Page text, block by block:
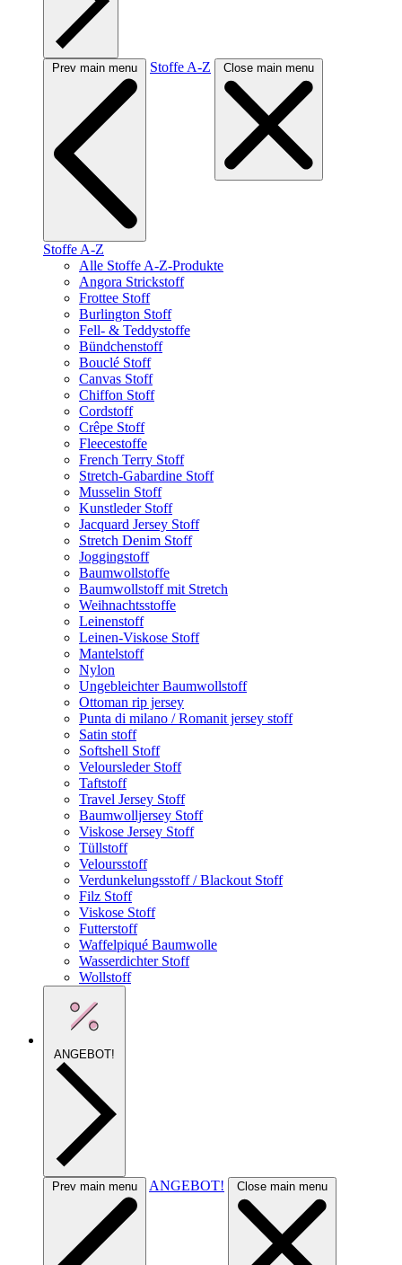
Prev main menu Stoffe A-Z Close main menu
Stoffe A-Z
Alle Stoffe A-Z-Produkte
Angora Strickstoff
Frottee Stoff
Burlington Stoff
Fell- & Teddystoffe
Bündchenstoff
Bouclé Stoff
Canvas Stoff
Chiffon Stoff
Cordstoff
Crêpe Stoff
Fleecestoffe
French Terry Stoff
Stretch-Gabardine Stoff
Musselin Stoff
Kunstleder Stoff
Jacquard Jersey Stoff
Stretch Denim Stoff
Joggingstoff
Baumwollstoffe
Baumwollstoff mit Stretch
Weihnachtsstoffe
Leinenstoff
Leinen-Viskose Stoff
Mantelstoff
Nylon
Ungebleichter Baumwollstoff
Ottoman rip jersey
Punta di milano / Romanit jersey stoff
Satin stoff
Softshell Stoff
Veloursleder Stoff
Taftstoff
Travel Jersey Stoff
Baumwolljersey Stoff
Viskose Jersey Stoff
Tüllstoff
Veloursstoff
Verdunkelungsstoff / Blackout Stoff
Filz Stoff
Viskose Stoff
Futterstoff
Waffelpiqué Baumwolle
Wasserdichter Stoff
Wollstoff
ANGEBOT!
Prev main menu ANGEBOT! Close main menu